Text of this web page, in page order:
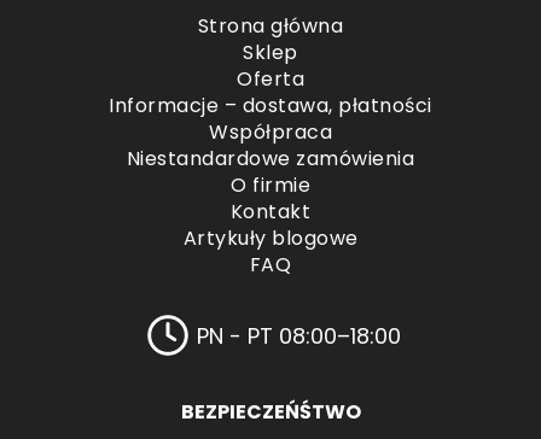
Strona główna
Sklep
Oferta
Informacje – dostawa, płatności
Współpraca
Niestandardowe zamówienia
O firmie
Kontakt
Artykuły blogowe
FAQ
PN - PT 08:00–18:00
BEZPIECZEŃŚTWO